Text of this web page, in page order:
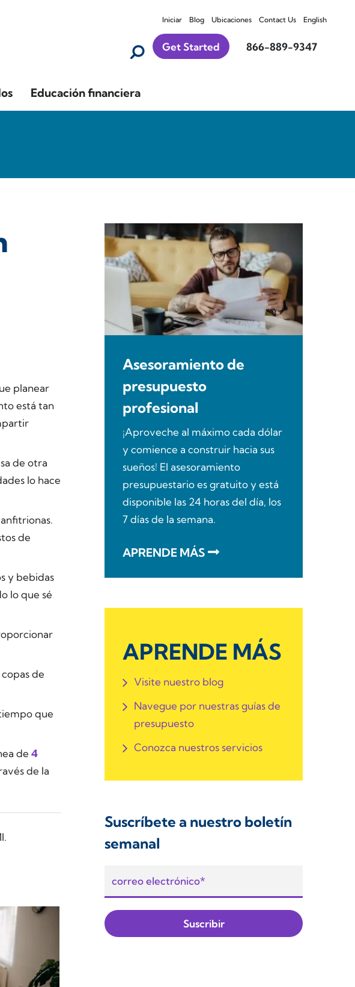
Iniciar Blog Ubicaciones Contact Us English
Get Started 866-889-9347
Educación financiera
planear
está tan
de otra
lo hace
de
y bebidas
lo que sé
de
que
de 4
de la
Asesoramiento de
presupuesto
profesional
¡Aproveche al máximo cada dólar
y comience a construir hacia sus
sueños! El asesoramiento
presupuestario es gratuito y está
disponible las 24 horas del día, los
7 días de la semana.
APRENDE MÁS
APRENDE MÁS
Visite nuestro blog
Navegue por nuestras guías de
presupuesto
Conozca nuestros servicios
Suscríbete a nuestro boletín
semanal